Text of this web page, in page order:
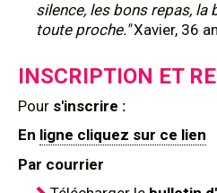
silence, les bons repas,
toute proche."Xavier, 36
INSCRIPTION ET
Pour s'inscrire :
En ligne cliquez sur ce lien
Par courrier